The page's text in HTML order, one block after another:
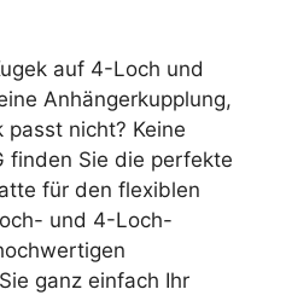
auf 4-Loch und
Anhängerkupplung,
passt nicht? Keine
finden Sie die perfekte
für den flexiblen
und 4-Loch-
ganz einfach Ihr